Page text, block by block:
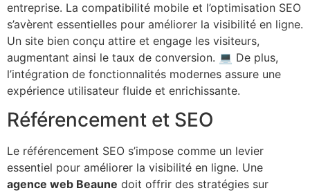
entreprise. La compatibilité mobile et l’optimisation SEO
s’avèrent essentielles pour améliorer la visibilité en ligne.
Un site bien conçu attire et engage les visiteurs,
augmentant ainsi le taux de conversion. 💻 De plus,
l’intégration de fonctionnalités modernes assure une
expérience utilisateur fluide et enrichissante.
Référencement et SEO
Le référencement SEO s’impose comme un levier
essentiel pour améliorer la visibilité en ligne. Une
agence web Beaune doit offrir des stratégies sur